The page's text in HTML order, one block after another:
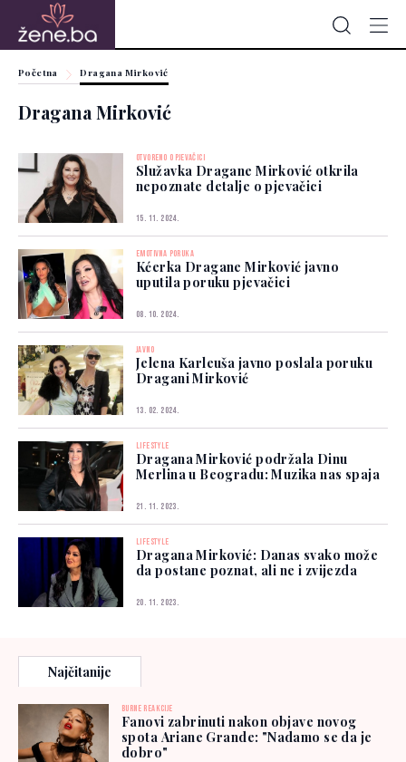
Početna Dragana Mirković
Dragana Mirković
OTVORENO O PJEVAČICI
Služavka Dragane Mirković otkrila
nepoznate detalje o pjevačici
15. 11. 2024.
EMOTIVNA PORUKA
Kćerka Dragane Mirković javno
uputila poruku pjevačici
08. 10. 2024.
JAVNO
Jelena Karleuša javno poslala poruku
Dragani Mirković
13. 02. 2024.
LIFESTYLE
Dragana Mirković podržala Dinu
Merlina u Beogradu: Muzika nas spaja
21. 11. 2023.
LIFESTYLE
Dragana Mirković: Danas svako može
da postane poznat, ali ne i zvijezda
20. 11. 2023.
Najčitanije
BURNE REAKCIJE
Fanovi zabrinuti nakon objave novog
spota Ariane Grande: "Nadamo se da je
dobro"